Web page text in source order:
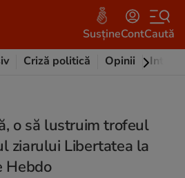
SusțineContCaută
Criză politică Opinii
o să lustruim trofeul
ziarului Libertatea la
Hebdo